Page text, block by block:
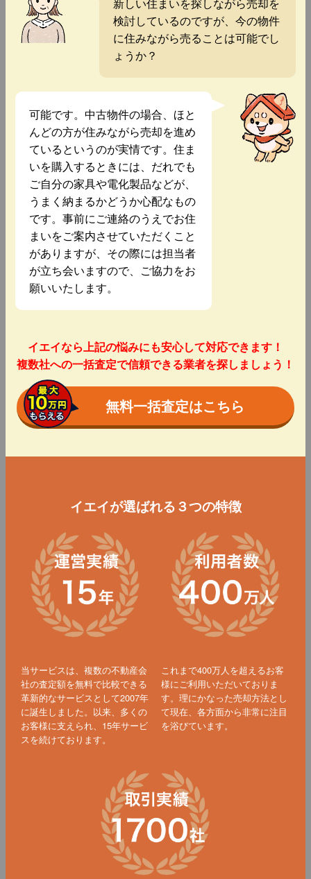
検討しているのですが、今の物件
に住みながら売ることは可能でし
ょうか？
可能です。中古物件の場合、ほと
んどの方が住みながら売却を進め
ているというのが実情です。住ま
いを購入するときには、だれでも
ご自分の家具や電化製品などが、
うまく納まるかどうか心配なもの
です。事前にご連絡のうえでお住
まいをご案内させていただくこと
がありますが、その際には担当者
が立ち会いますので、ご協力をお
願いいたします。
イエイなら上記の悩みにも安心して対応できます！
複数社への一括査定で信頼できる業者を探しましょう！
無料一括査定はこちら
イエイが選ばれる３つの特徴
当サービスは、複数の不動産会
社の査定額を無料で比較できる
革新的なサービスとして2007年
に誕生しました。以来、多くの
お客様に支えられ、15年サービ
スを続けております。
これまで400万人を超えるお客
様にご利用いただいておりま
す。理にかなった売却方法とし
て現在、各方面から非常に注目
を浴びています。